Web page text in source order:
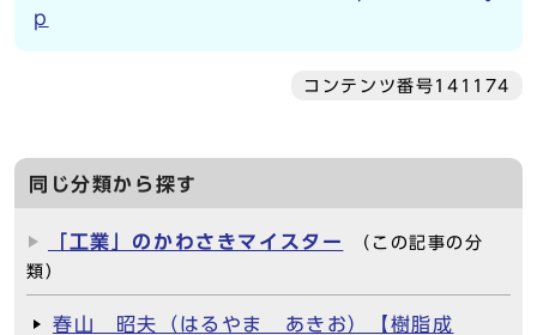
p
コンテンツ番号141174
同じ分類から探す
「工業」のかわさきマイスター
（この記事の分
類）
春山 昭夫（はるやま あきお）【樹脂成